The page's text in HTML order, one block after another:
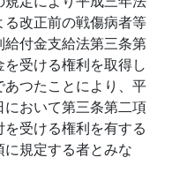
改正前の戦傷病者等
付金支給法第三条第
受ける権利を取得し
つたことにより、平
おいて第三条第二項
受ける権利を有する
規定する者とみな